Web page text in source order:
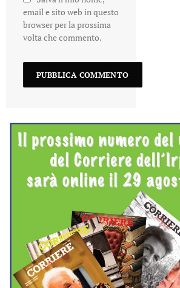
email e sito web in questo
browser per la prossima
volta che commento.